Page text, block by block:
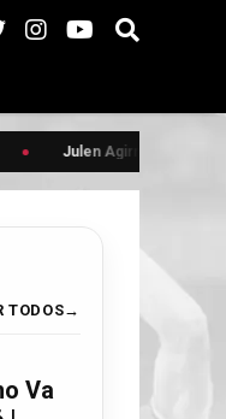
Julen Agirrezabala
TODOS
Va